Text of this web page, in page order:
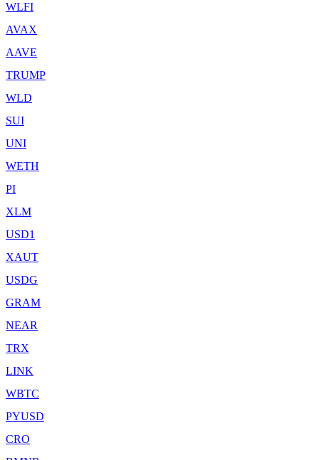
WLFI
AVAX
AAVE
TRUMP
WLD
SUI
UNI
WETH
PI
XLM
USD1
XAUT
USDG
GRAM
NEAR
TRX
LINK
WBTC
PYUSD
CRO